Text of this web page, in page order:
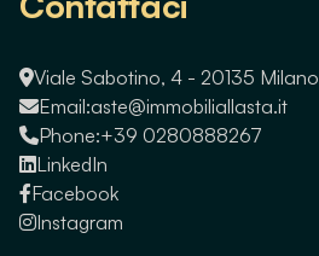
Viale Sabotino, 4 - 20135 Milano
Email:aste@immobiliallasta.it
Phone:+39 0280888267
LinkedIn
Facebook
Instagram